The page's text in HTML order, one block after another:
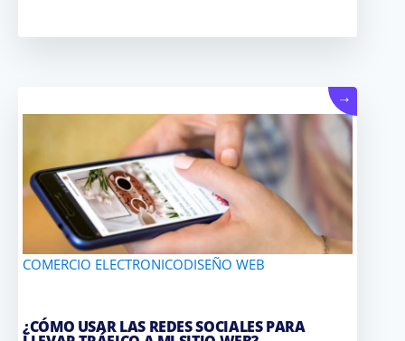
COMERCIO ELECTRONICODISEÑO WEB
¿CÓMO USAR LAS REDES SOCIALES PARA
→